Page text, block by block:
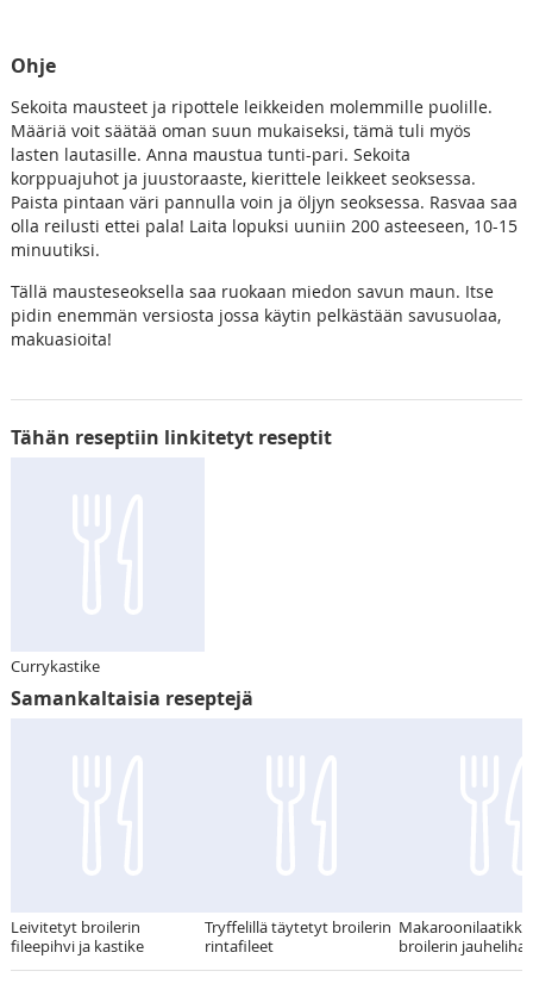
Ohje
Sekoita mausteet ja ripottele leikkeiden molemmille puolille.
Määriä voit säätää oman suun mukaiseksi, tämä tuli myös
lasten lautasille. Anna maustua tunti-pari. Sekoita
korppuajuhot ja juustoraaste, kierittele leikkeet seoksessa.
Paista pintaan väri pannulla voin ja öljyn seoksessa. Rasvaa saa
olla reilusti ettei pala! Laita lopuksi uuniin 200 asteeseen, 10-15
minuutiksi.
Tällä mausteseoksella saa ruokaan miedon savun maun. Itse
pidin enemmän versiosta jossa käytin pelkästään savusuolaa,
makuasioita!
Tähän reseptiin linkitetyt reseptit
Currykastike
Samankaltaisia reseptejä
Leivitetyt broilerin
fileepihvi ja kastike
Tryffelillä täytetyt broilerin
rintafileet
Makaroonilaatikko
broilerin